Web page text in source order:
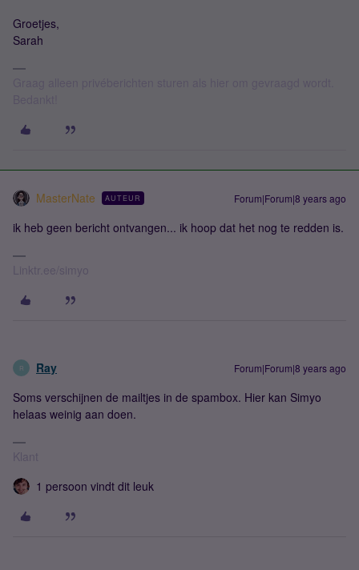
Groetjes,
Sarah
MasterNate AUTEUR Forum|Forum|8 years ago
ik heb geen bericht ontvangen... ik hoop dat het nog te redden is.
Linktr.ee/simyo
R Ray Forum|Forum|8 years ago
Soms verschijnen de mailtjes in de spambox. Hier kan Simyo
helaas weinig aan doen.
Klant
1 persoon vindt dit leuk